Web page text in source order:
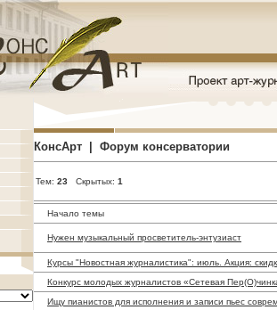
КонсАрт | Форум консерватории
Тем: 23 Скрытых: 1
Начало темы
Нужен музыкальный просветитель-энтузиаст
Курсы "Новостная журналистика": июль. Акция:
Конкурс молодых журналистов «Сетевая
Ищу пианистов для исполнения и записи пьес